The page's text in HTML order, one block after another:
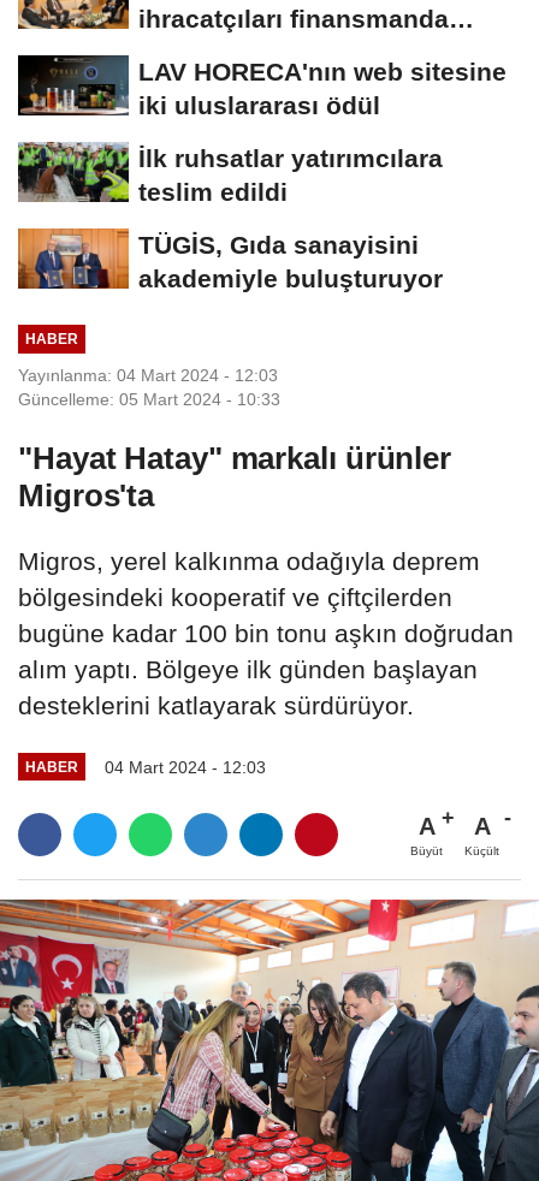
ihracatçıları finansmanda
LAV HORECA'nın web sitesine
iki uluslararası ödül
İlk ruhsatlar yatırımcılara
teslim edildi
TÜGİS, Gıda sanayisini
akademiyle buluşturuyor
HABER
Yayınlanma: 04 Mart 2024 - 12:03
Güncelleme: 05 Mart 2024 - 10:33
"Hayat Hatay" markalı ürünler
Migros'ta
Migros, yerel kalkınma odağıyla deprem
bölgesindeki kooperatif ve çiftçilerden
bugüne kadar 100 bin tonu aşkın doğrudan
alım yaptı. Bölgeye ilk günden başlayan
desteklerini katlayarak sürdürüyor.
HABER 04 Mart 2024 - 12:03
A
Büyüt
A
Küçült